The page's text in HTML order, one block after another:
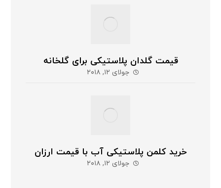
قیمت گلدان پلاستیکی برای گلخانه
جولای ۱۲, ۲۰۱۸
خرید کلمن پلاستیکی آب با قیمت ارزان
جولای ۱۲, ۲۰۱۸